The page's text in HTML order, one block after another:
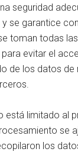
seguridad
se garantice
toman todas
evitar el
de los datos de
está limitado al
se
los